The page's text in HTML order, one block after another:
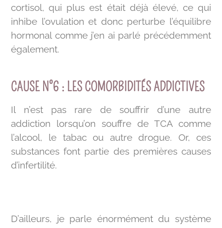
cortisol, qui plus est était déjà élevé, ce qui
inhibe l’ovulation et donc perturbe l’équilibre
hormonal comme j’en ai parlé précédemment
également.
CAUSE N°6 : LES COMORBIDITÉS ADDICTIVES
Il n’est pas rare de souffrir d’une autre
addiction lorsqu’on souffre de TCA comme
l’alcool, le tabac ou autre drogue. Or, ces
substances font partie des premières causes
d’infertilité.
D’ailleurs, je parle énormément du système